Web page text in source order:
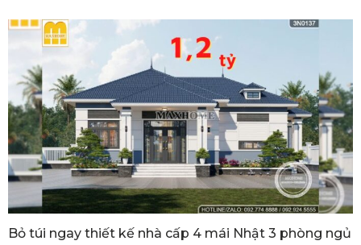
Bỏ túi ngay thiết kế nhà cấp 4 mái Nhật 3 phòng ngủ